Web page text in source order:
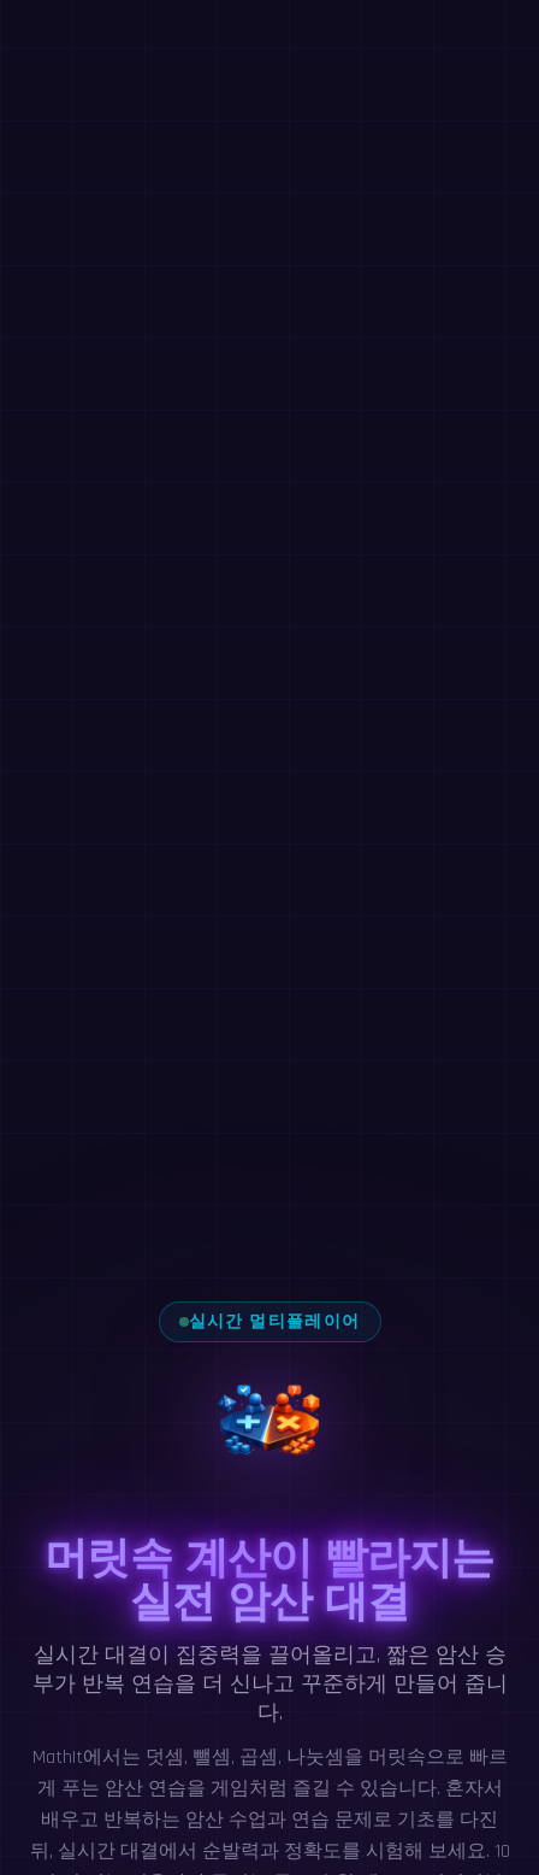
실시간 멀티플레이어
머릿속 계산이 빨라지는
실전 암산 대결
실시간 대결이 집중력을 끌어올리고, 짧은 암산 승
부가 반복 연습을 더 신나고 꾸준하게 만들어 줍니
다.
MathIt에서는 덧셈, 뺄셈, 곱셈, 나눗셈을 머릿속으로 빠르
게 푸는 암산 연습을 게임처럼 즐길 수 있습니다. 혼자서
배우고 반복하는 암산 수업과 연습 문제로 기초를 다진
뒤, 실시간 대결에서 순발력과 정확도를 시험해 보세요. 10